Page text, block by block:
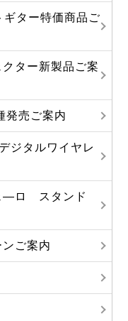
ター特価商品ご
ター新製品ご案
発売ご案内
ジタルワイヤレ
―ロ スタンド
ご案内